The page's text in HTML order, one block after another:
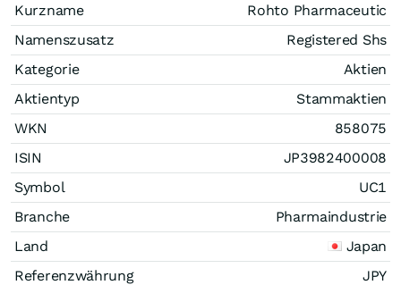
Kurzname
Rohto Pharmaceutic
Namenszusatz
Registered Shs
Kategorie
Aktien
Aktientyp
Stammaktien
WKN
858075
ISIN
JP3982400008
Symbol
UC1
Branche
Pharmaindustrie
Land
Japan
Referenzwährung
JPY